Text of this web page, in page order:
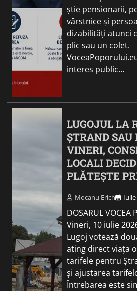
știe pensionarii,
vârstnice și
dizabilități atunci
plic sau un colet.
interes public…
LUGOJUL LA
ȘTRAND SAU
VINERI,
LOCALI
PLĂTEȘTE
Mocanu Erich
DOSARUL VOCEA
Vineri, 10 iulie
Lugoj votează
ating direct viața
tarifele pentru
și ajustarea
Întrebarea este